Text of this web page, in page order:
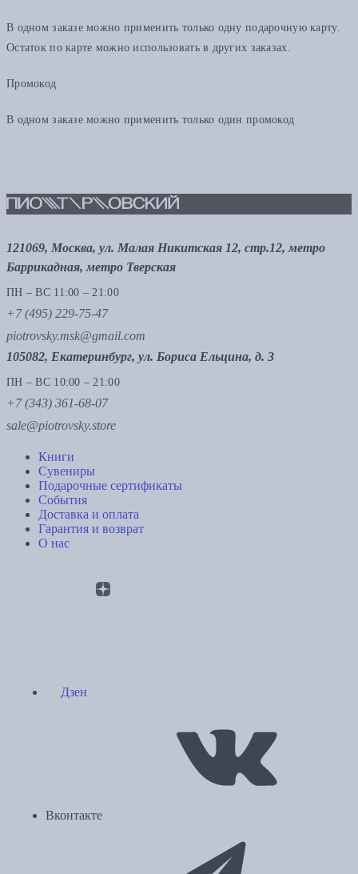
В одном заказе можно применить только одну подарочную карту.
Остаток по карте можно использовать в других заказах.
Промокод
В одном заказе можно применить только один промокод
121069, Москва, ул. Малая Никитская 12, стр.12, метро
Баррикадная, метро Тверская
ПН – ВС 11:00 – 21:00
+7 (495) 229-75-47
piotrovsky.msk@gmail.com
105082, Екатеринбург, ул. Бориса Ельцина, д. 3
ПН – ВС 10:00 – 21:00
+7 (343) 361-68-07
sale@piotrovsky.store
Книги
Сувениры
Подарочные сертификаты
События
Доставка и оплата
Гарантия и возврат
О нас
Дзен
Вконтакте